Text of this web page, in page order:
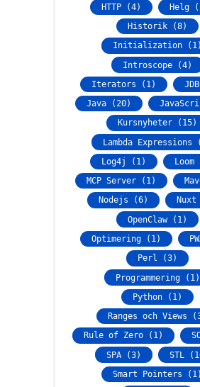
HTTP (4)
Helg
Historik (8)
Initialization (1)
Introscope (4)
Iterators (1)
Java (20)
Kursnyheter (15)
Lambda Expressions
Log4j (1)
MCP Server (1)
Nodejs (6)
OpenClaw (1)
Optimering (1)
Perl (3)
Programmering (1)
Python (1)
Ranges och Views
Rule of Zero (1)
SPA (3)
STL
Smart Pointers (1)